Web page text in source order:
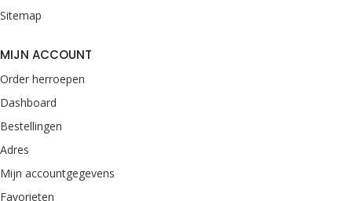
Sitemap
MIJN ACCOUNT
Order herroepen
Dashboard
Bestellingen
Adres
Mijn accountgegevens
Favorieten